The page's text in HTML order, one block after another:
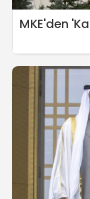
MKE'den